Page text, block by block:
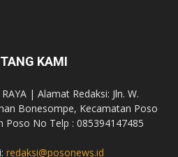
KAMI
| Alamat Redaksi: Jln. W.
Bonesompe, Kecamatan Poso
Poso No Telp : 085394147485
redaksi@posonews.id